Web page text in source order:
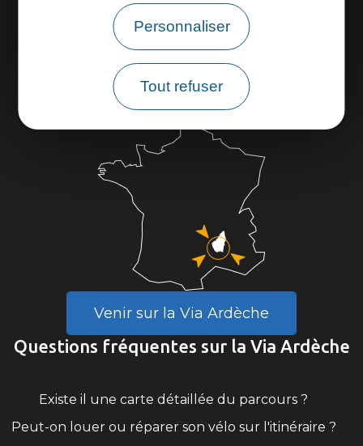
Personnaliser
Tout refuser
Marque Accueil Vélo
Espace presse
Espace pro
Partenaires
Venir sur la Via Ardèche
Questions fréquentes sur la Via Ardèche
Existe il une carte détaillée du parcours ?
Peut-on louer ou réparer son vélo sur l'itinéraire ?